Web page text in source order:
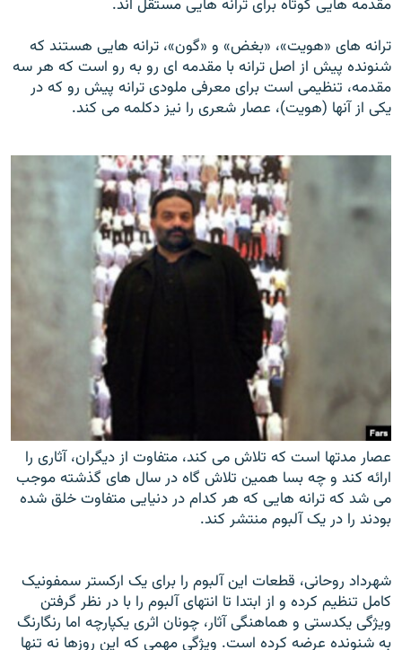
مقدمه هايی کوتاه برای ترانه هايی مستقل اند.
ترانه های «هويت»، «بغض» و «گون»، ترانه هايی هستند که
شنونده پيش از اصل ترانه با مقدمه ای رو به رو است که هر سه
مقدمه، تنظيمی است برای معرفی ملودی ترانه پيش رو که در
يکی از آنها (هويت)، عصار شعری را نيز دکلمه می کند.
عصار مدتها است که تلاش می کند، متفاوت از ديگران، آثاری را
ارائه کند و چه بسا همين تلاش گاه در سال های گذشته موجب
می شد که ترانه هايی که هر کدام در دنيايی متفاوت خلق شده
بودند را در يک آلبوم منتشر کند.
شهرداد روحانی، قطعات اين آلبوم را برای يک ارکستر سمفونيک
کامل تنظيم کرده و از ابتدا تا انتهای آلبوم را با در نظر گرفتن
ويژگی يکدستی و هماهنگی آثار، چونان اثری يکپارچه اما رنگارنگ
به شنونده عرضه کرده است. ويژگی مهمی که اين روزها نه تنها